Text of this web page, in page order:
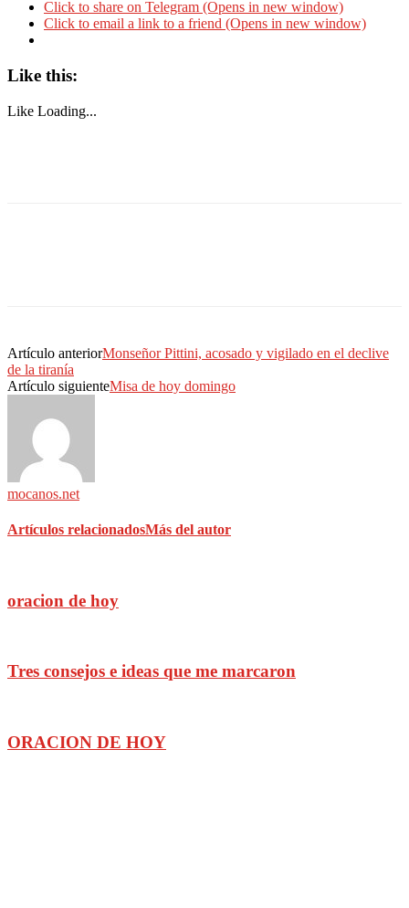
Click to share on Telegram (Opens in new window)
Click to email a link to a friend (Opens in new window)
Like this:
Like Loading...
Artículo anteriorMonseñor Pittini, acosado y vigilado en el declive
de la tiranía
Artículo siguienteMisa de hoy domingo
mocanos.net
Artículos relacionadosMás del autor
oracion de hoy
Tres consejos e ideas que me marcaron
ORACION DE HOY